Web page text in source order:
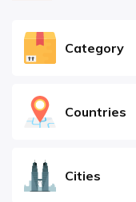
Category
Countries
Cities